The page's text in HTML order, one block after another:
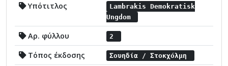
Υπότιτλος
Lambrakis Demokratisk
Ungdom
Αρ. φύλλου 2
Τόπος έκδοσης Σουηδία / Στοκχόλμη